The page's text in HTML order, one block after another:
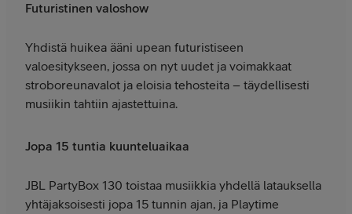
Futuristinen valoshow
Yhdistä huikea ääni upean futuristiseen
valoesitykseen, jossa on nyt uudet ja voimakkaat
stroboreunavalot ja eloisia tehosteita – täydellisesti
musiikin tahtiin ajastettuina.
Jopa 15 tuntia kuunteluaikaa
JBL PartyBox 130 toistaa musiikkia yhdellä latauksella
yhtäjaksoisesti jopa 15 tunnin ajan, ja Playtime